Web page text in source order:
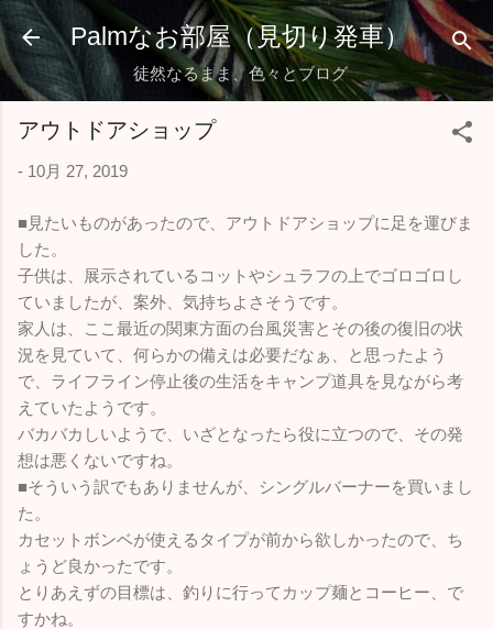
スキップしてメイン コンテンツに移動
Palmなお部屋（見切り発車）
徒然なるまま、色々とブログ
アウトドアショップ
- 10月 27, 2019
■見たいものがあったので、アウトドアショップに足を運びま
した。
子供は、展示されているコットやシュラフの上でゴロゴロし
ていましたが、案外、気持ちよさそうです。
家人は、ここ最近の関東方面の台風災害とその後の復旧の状
況を見ていて、何らかの備えは必要だなぁ、と思ったよう
で、ライフライン停止後の生活をキャンプ道具を見ながら考
えていたようです。
バカバカしいようで、いざとなったら役に立つので、その発
想は悪くないですね。
■そういう訳でもありませんが、シングルバーナーを買いまし
た。
カセットボンベが使えるタイプが前から欲しかったので、ち
ょうど良かったです。
とりあえずの目標は、釣りに行ってカップ麺とコーヒー、で
すかね。